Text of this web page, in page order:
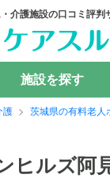
介護施設の口コミ評判
施設を探す
護 茨城県の有料老人
ヒルズ阿